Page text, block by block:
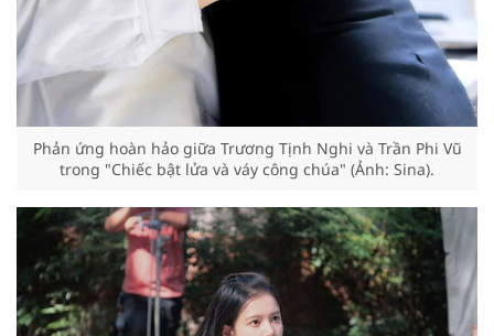
Phản ứng hoàn hảo giữa Trương Tịnh Nghi và Trần Phi Vũ
trong "Chiếc bật lửa và váy công chúa" (Ảnh: Sina).